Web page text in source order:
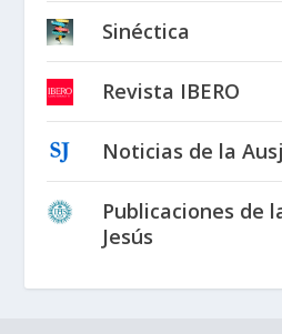
Sinéctica
Revista IBERO
Noticias de la
Publicaciones de
Jesús